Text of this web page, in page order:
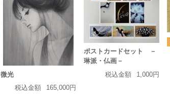
微光
税込金額
165,000円
ポストカードセット －
琳派・仏画－
税込金額
1,000円